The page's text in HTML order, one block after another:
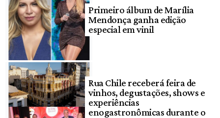
Primeiro álbum de Marília
Mendonça ganha edição
especial em vinil
Rua Chile receberá feira de
vinhos, degustações, shows e
experiências
enogastronômicas durante o